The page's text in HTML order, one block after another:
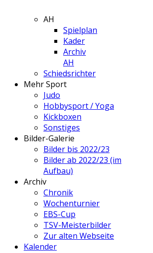
AH
Spielplan
Kader
Archiv
AH
Schiedsrichter
Mehr Sport
Judo
Hobbysport / Yoga
Kickboxen
Sonstiges
Bilder-Galerie
Bilder bis 2022/23
Bilder ab 2022/23 (im
Aufbau)
Archiv
Chronik
Wochenturnier
EBS-Cup
TSV-Meisterbilder
Zur alten Webseite
Kalender